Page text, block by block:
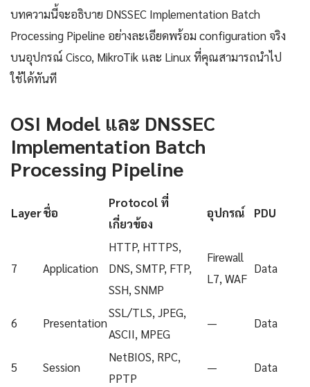
บทความนี้จะอธิบาย DNSSEC Implementation Batch
Processing Pipeline อย่างละเอียดพร้อม configuration จริง
บนอุปกรณ์ Cisco, MikroTik และ Linux ที่คุณสามารถนำไป
ใช้ได้ทันที
OSI Model และ DNSSEC
Implementation Batch
Processing Pipeline
Layerชื่อ
Protocol ที่
เกี่ยวข้อง
อุปกรณ์ PDU
7 Application
HTTP, HTTPS,
DNS, SMTP, FTP,
SSH, SNMP
Firewall
L7, WAF
Data
6 Presentation
SSL/TLS, JPEG,
ASCII, MPEG
— Data
5 Session
NetBIOS, RPC,
PPTP
— Data